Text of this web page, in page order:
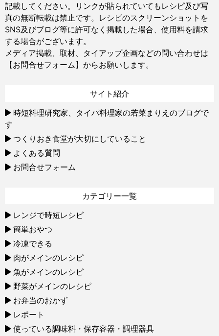
記載してください。リンクが貼られていてもレシピ及び写
真の無断転載は禁止です。レシピのスクリーンショットを
SNS及びブログ等に許可なく掲載した場合、使用料を請求
する場合がございます。
メディア掲載、取材、タイアップ企画などの問い合わせは
【お問合せフォーム】 からお願いします。
サイト紹介
時短料理研究家、タイパ料理家の若菜まりえのブログで
す
つくりおき食堂が大切にしていること
よくある質問
お問合せフォーム
カテゴリー一覧
レンジで時短レシピ
簡単おやつ
冷凍できる
肉がメインのレシピ
魚がメインのレシピ
野菜がメインのレシピ
お弁当のおかず
レポート
使っている調味料・保存容器・調理器具